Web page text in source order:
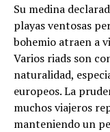
Su medina
playas ventosas
bohemio atraen a
Varios riads son
naturalidad,
europeos. La
muchos viajeros
manteniendo un